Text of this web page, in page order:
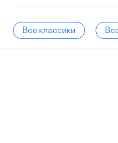
Все классики